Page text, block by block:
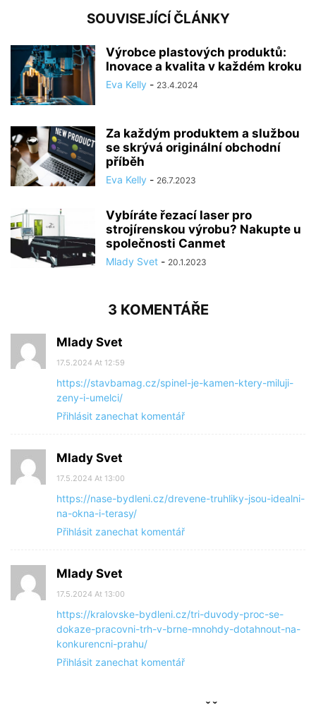
SOUVISEJÍCÍ ČLÁNKY
Výrobce plastových produktů:
Inovace a kvalita v každém kroku
Eva Kelly - 23.4.2024
Za každým produktem a službou
se skrývá originální obchodní
příběh
Eva Kelly - 26.7.2023
Vybíráte řezací laser pro
strojírenskou výrobu? Nakupte u
společnosti Canmet
Mlady Svet - 20.1.2023
3 KOMENTÁŘE
Mlady Svet
17.5.2024 At 12:59
https://stavbamag.cz/spinel-je-kamen-ktery-miluji-
zeny-i-umelci/
Přihlásit zanechat komentář
Mlady Svet
17.5.2024 At 13:00
https://nase-bydleni.cz/drevene-truhliky-jsou-idealni-
na-okna-i-terasy/
Přihlásit zanechat komentář
Mlady Svet
17.5.2024 At 13:00
https://kralovske-bydleni.cz/tri-duvody-proc-se-
dokaze-pracovni-trh-v-brne-mnohdy-dotahnout-na-
konkurencni-prahu/
Přihlásit zanechat komentář